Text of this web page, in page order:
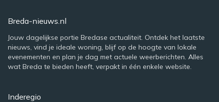
Breda-nieuws.nl
Jouw dagelijkse portie Bredase actualiteit. Ontdek het laatste
nieuws, vind je ideale woning, blijf op de hoogte van lokale
evenementen en plan je dag met actuele weerberichten. Alles
wat Breda te bieden heeft, verpakt in één enkele website.
Inderegio